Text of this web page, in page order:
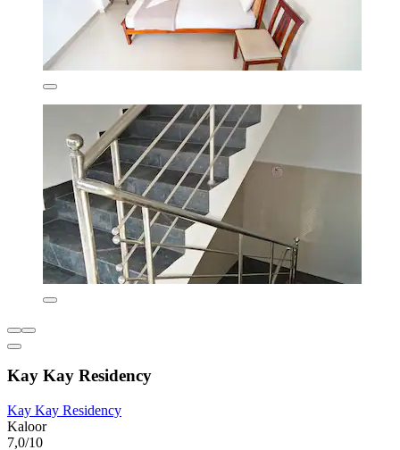
Kay Kay Residency
Kay Kay Residency
Kaloor
7,0/10